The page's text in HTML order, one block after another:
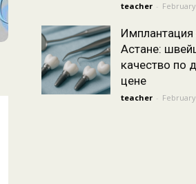
teacher -
Имплантация
Астане:
качество по
цене
teacher -